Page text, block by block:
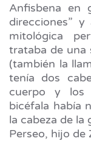
Anfisbena en
direcciones”
mitológica
trataba de una
(también la
tenía dos
cuerpo y los
bicéfala había
la cabeza de la
Perseo, hijo de